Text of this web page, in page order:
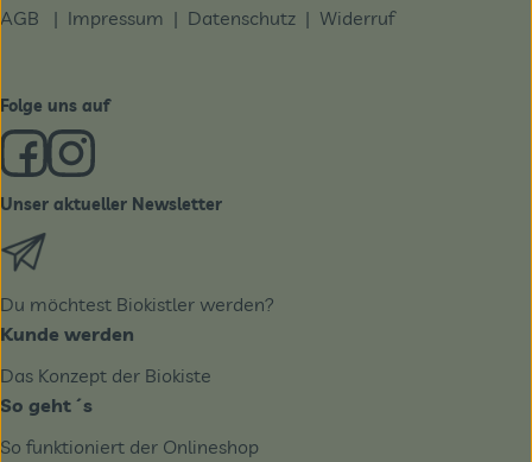
AGB | Impressum | Datenschutz | Widerruf
Folge uns auf
Externer Link zu https://www.facebook.com/derBiobote/
Externer Link zu https://www.instagram.com/
Unser aktueller Newsletter
Du möchtest Biokistler werden?
Kunde werden
Das Konzept der Biokiste
So geht´s
So funktioniert der Onlineshop